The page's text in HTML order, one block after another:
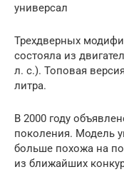
универсал
Трехдверных
состояла из
л. с.). Топовая
литра.
В 2000 году
поколения. Модель
больше похожа на
из ближайших